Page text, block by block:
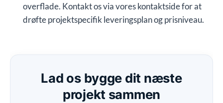
overflade. Kontakt os via vores kontaktside for at
drøfte projektspecifik leveringsplan og prisniveau.
Lad os bygge dit næste
projekt sammen